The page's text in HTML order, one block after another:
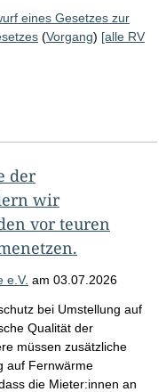
eines Gesetzes zur
(Vorgang) [alle RV
der
wir
vor teuren
e.V. am 03.07.2026
bei Umstellung auf
Qualität der
müssen zusätzliche
auf Fernwärme
die Mieter:innen an